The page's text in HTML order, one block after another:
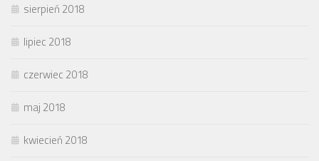
sierpień 2018
lipiec 2018
czerwiec 2018
maj 2018
kwiecień 2018